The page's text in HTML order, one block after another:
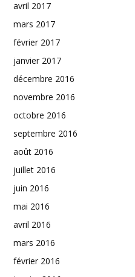
avril 2017
mars 2017
février 2017
janvier 2017
décembre 2016
novembre 2016
octobre 2016
septembre 2016
août 2016
juillet 2016
juin 2016
mai 2016
avril 2016
mars 2016
février 2016